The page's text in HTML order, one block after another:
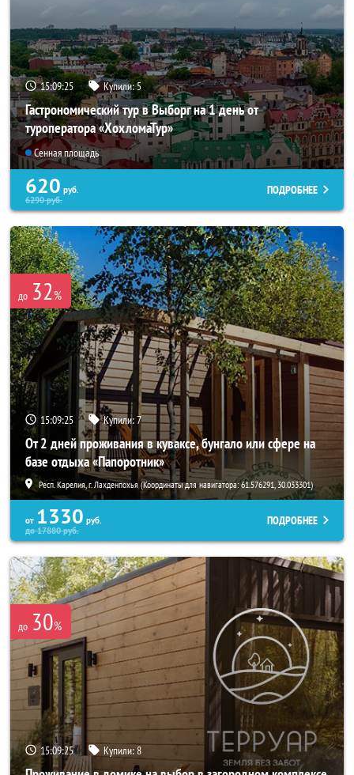
15:09:22 Купили:5
Гастрономический тур в Выборг на 1 день от
туроператора «ХохломаТур»
Сенная площадь
620 руб.
6290руб.
ПОДРОБНЕЕ
до 32%
15:09:22 Купили:7
От 2 дней проживания в куваксе, бунгало или сфере на
базе отдыха «Папоротник»
Респ. Карелия, г. Лахденпохья (Координаты для навигатора: 61.576291, 30.033301)
от 1330 руб.
до17880руб.
ПОДРОБНЕЕ
до 30%
15:09:22 Купили:8